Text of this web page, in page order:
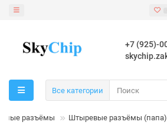
+7 (925)-
Все категории
разъёмы Штыревые разъёмы (папа)